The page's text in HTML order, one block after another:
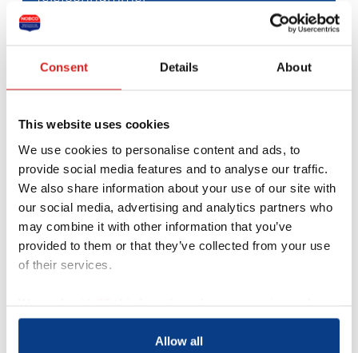
Consent Details About
This website uses cookies
We use cookies to personalise content and ads, to
provide social media features and to analyse our traffic.
We also share information about your use of our site with
our social media, advertising and analytics partners who
may combine it with other information that you’ve
provided to them or that they’ve collected from your use
of their services.
process your information.
Allow all
bedoeld voor acquisitie door bedrijven of